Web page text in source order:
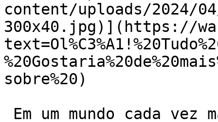
content/uploads/2024/
300x40.jpg)](https://
sobre%20)